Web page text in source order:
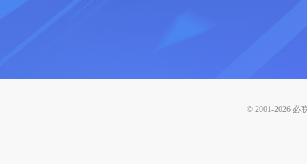
© 2001-2026 必